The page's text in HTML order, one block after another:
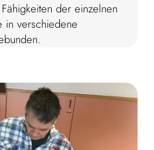
der einzelnen
in verschiedene